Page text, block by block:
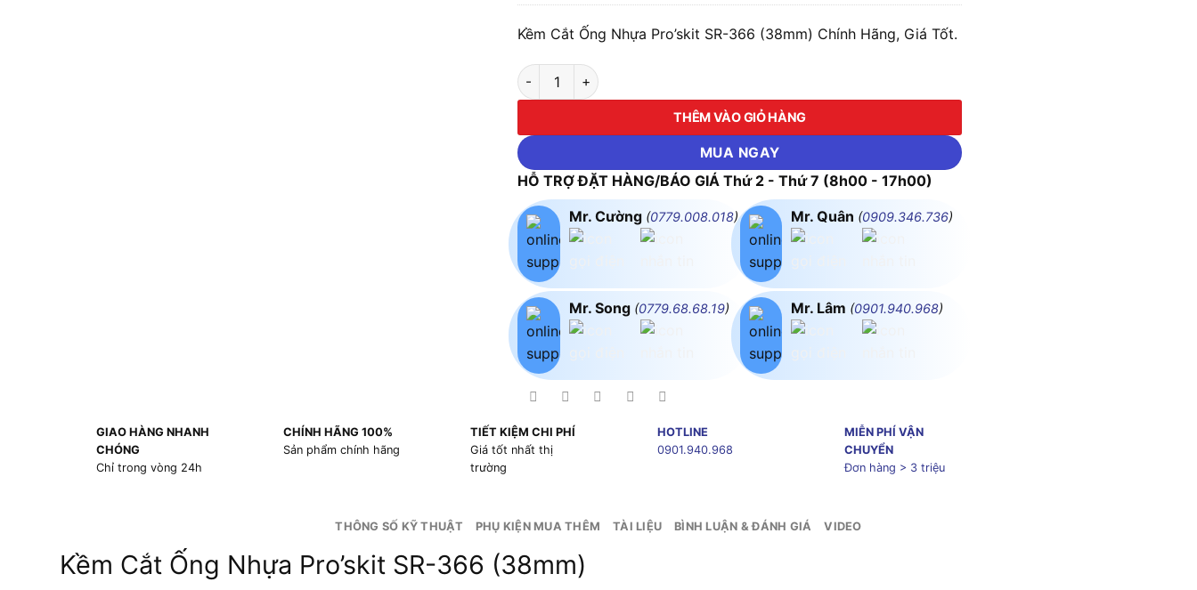
Kềm Cắt Ống Nhựa Pro’skit SR-366 (38mm) Chính Hãng, Giá Tốt.
Kềm Cắt Ống Nhựa Pro'skit SR-366 (38mm) số lượng
THÊM VÀO GIỎ HÀNG
MUA NGAY
HỖ TRỢ ĐẶT HÀNG/BÁO GIÁ Thứ 2 - Thứ 7 (8h00 - 17h00)
Mr. Cường (0779.008.018)
Mr. Song (0779.68.68.19)
Mr. Quân (0909.346.736)
Mr. Lâm (0901.940.968)
GIAO HÀNG NHANH
CHÓNG
Chỉ trong vòng 24h
CHÍNH HÃNG 100%
Sản phẩm chính hãng
TIẾT KIỆM CHI PHÍ
Giá tốt nhất thị
trường
HOTLINE
0901.940.968
MIỄN PHÍ VẬN
CHUYỂN
Đơn hàng > 3 triệu
THÔNG SỐ KỸ THUẬT PHỤ KIỆN MUA THÊM TÀI LIỆU BÌNH LUẬN & ĐÁNH GIÁ VIDEO
Kềm Cắt Ống Nhựa Pro’skit SR-366 (38mm)